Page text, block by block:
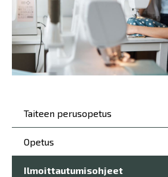
Päävalikko
Taiteen perusopetus
Opetus
Ilmoittautumisohjeet